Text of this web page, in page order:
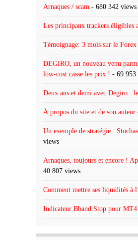
Arnaques / scam - 680 342 views
Les principaux trackers éligibles
Témoignage: 3 mois sur le Forex
DEGIRO, un nouveau venu
low-cost casse les prix ! - 69 953
Deux ans et demi avec Degiro :
À propos du site et de son auteur
Un exemple de stratégie :
views
Arnaques, toujours et encore !
40 807 views
Comment mettre ses liquidités à
Indicateur Bband Stop pour MT4